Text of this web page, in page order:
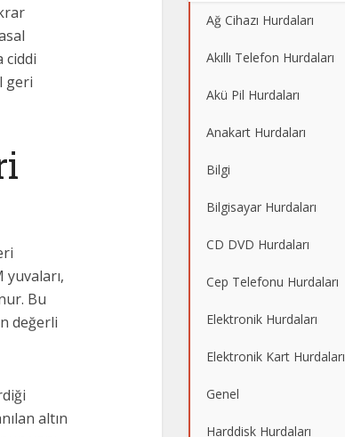
ciddi
geri
Bu
değerli
altın
Ağ Cihazı Hurdaları
Akıllı Telefon Hurdaları
Akü Pil Hurdaları
Anakart Hurdaları
Bilgi
Bilgisayar Hurdaları
CD DVD Hurdaları
Cep Telefonu Hurdaları
Elektronik Hurdaları
Elektronik Kart Hurdaları
Genel
Harddisk Hurdaları